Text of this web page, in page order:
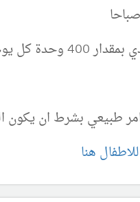
طبيعي بشرط ان يكون
هنا